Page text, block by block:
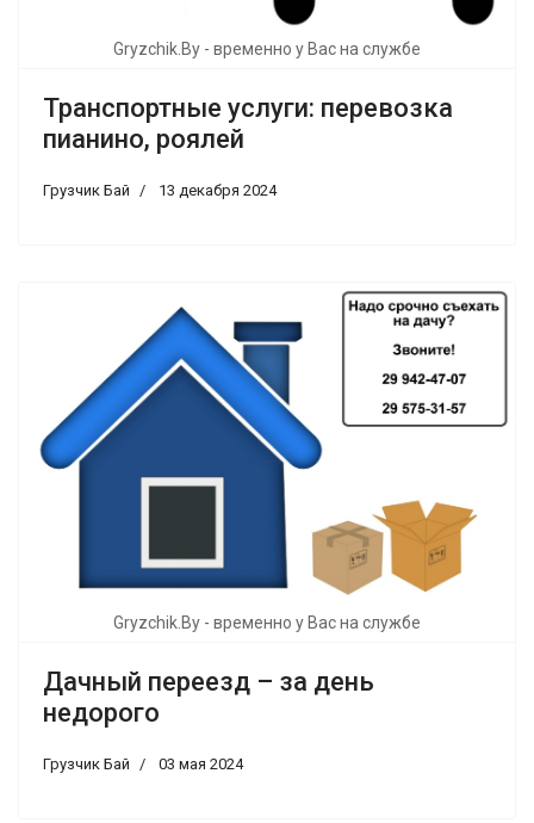
Gryzchik.By - временно у Вас на службе
Транспортные услуги: перевозка
пианино, роялей
Грузчик Бай 13 декабря 2024
Gryzchik.By - временно у Вас на службе
Дачный переезд – за день
недорого
Грузчик Бай 03 мая 2024